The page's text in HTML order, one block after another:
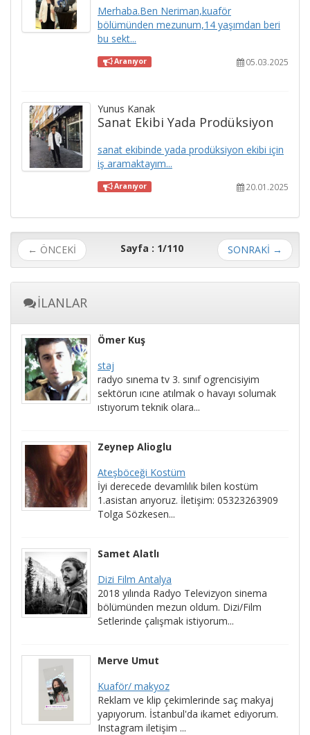
Merhaba.Ben Neriman,kuaför
bölümünden mezunum,14 yaşımdan beri
bu sekt...
Aranıyor 05.03.2025
Yunus Kanak
Sanat Ekibi Yada Prodüksiyon
sanat ekibinde yada prodüksiyon ekibi için
iş aramaktayım...
Aranıyor 20.01.2025
← ÖNCEKİ Sayfa : 1/110 SONRAKİ →
İLANLAR
Ömer Kuş
staj
radyo sınema tv 3. sınıf ogrencisiyim
sektörun ıcıne atılmak o havayı solumak
ıstıyorum teknik olara...
Zeynep Alioglu
Ateşböceği Kostüm
İyi derecede devamlılık bilen kostüm
1.asistan arıyoruz. İletişim: 05323263909
Tolga Sözkesen...
Samet Alatlı
Dizi Film Antalya
2018 yılında Radyo Televizyon sinema
bölümünden mezun oldum. Dizi/Film
Setlerinde çalışmak istiyorum...
Merve Umut
Kuaför/ makyoz
Reklam ve klip çekimlerinde saç makyaj
yapıyorum. İstanbul'da ikamet ediyorum.
Instagram iletişim ...